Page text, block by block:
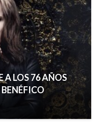
A LOS 76 AÑOS